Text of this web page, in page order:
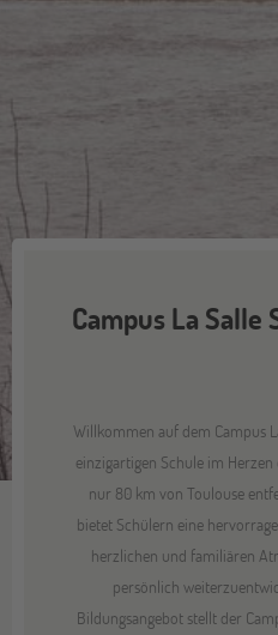
Campus La
Willkommen auf dem Campus
einzigartigen Schule im Herzen
nur 80 km von Toulouse
bietet Schülern eine
herzlichen und familiären
persönlich
Bildungsangebot stellt der